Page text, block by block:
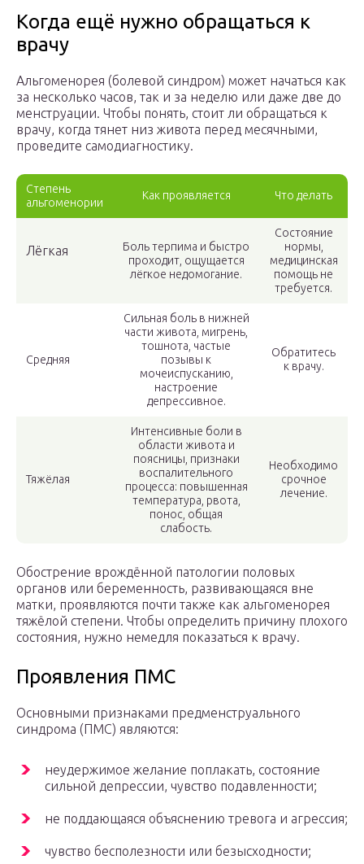
Когда ещё нужно обращаться к
врачу
Альгоменорея (болевой синдром) может начаться как
за несколько часов, так и за неделю или даже две до
менструации. Чтобы понять, стоит ли обращаться к
врачу, когда тянет низ живота перед месячными,
проведите самодиагностику.
Степень
альгоменории
Как проявляется Что делать
Лёгкая
Боль терпима и быстро
проходит, ощущается
лёгкое недомогание.
Состояние
нормы,
медицинская
помощь не
требуется.
Средняя
Сильная боль в нижней
части живота, мигрень,
тошнота, частые
позывы к
мочеиспусканию,
настроение
депрессивное.
Обратитесь
к врачу.
Тяжёлая
Интенсивные боли в
области живота и
поясницы, признаки
воспалительного
процесса: повышенная
температура, рвота,
понос, общая
слабость.
Необходимо
срочное
лечение.
Обострение врождённой патологии половых
органов или беременность, развивающаяся вне
матки, проявляются почти также как альгоменорея
тяжёлой степени. Чтобы определить причину плохого
состояния, нужно немедля показаться к врачу.
Проявления ПМС
Основными признаками предменструального
синдрома (ПМС) являются:
неудержимое желание поплакать, состояние
сильной депрессии, чувство подавленности;
не поддающаяся объяснению тревога и агрессия;
чувство бесполезности или безысходности;